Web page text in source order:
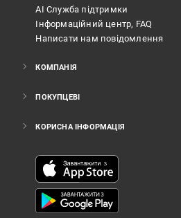
АІ Служба підтримки
Інформаційний центр, FAQ
Написати нам повідомлення
КОМПАНІЯ
ПОКУПЦЕВІ
КОРИСНА ІНФОРМАЦІЯ